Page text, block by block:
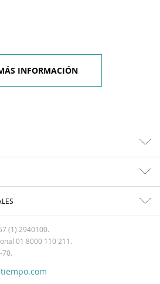
INFORMACIÓN
(1) 2940100.
01 8000 110 211.
70.